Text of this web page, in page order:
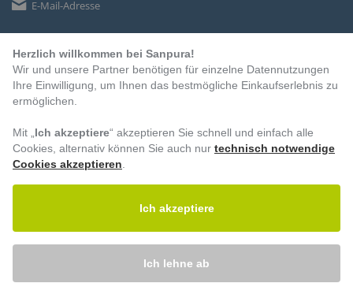
E-Mail-Adresse
ZAHLUNGSARTEN
Vorkasse
BESUCHEN SIE UNS
Herzlich willkommen bei Sanpura!
Wir und unsere Partner benötigen für einzelne Datennutzungen
Ihre Einwilligung, um Ihnen das bestmögliche Einkaufserlebnis zu
ermöglichen.
Mit „ Ich akzeptiere“ akzeptieren Sie schnell und einfach alle
Cookies, alternativ können Sie auch nur technisch notwendige
Cookies akzeptieren
Ich akzeptiere
Ich lehne ab